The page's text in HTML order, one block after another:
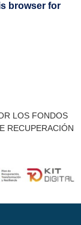
browser for
LOS FONDOS
RECUPERACIÓN